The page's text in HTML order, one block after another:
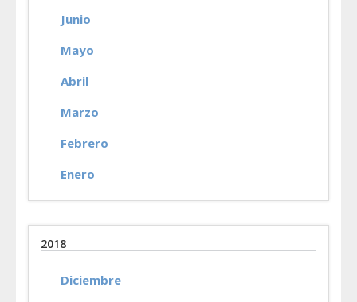
Junio
Mayo
Abril
Marzo
Febrero
Enero
2018
Diciembre